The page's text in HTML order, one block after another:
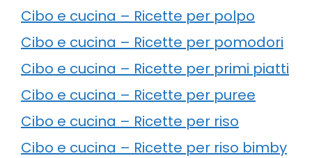
Cibo e cucina – Ricette per polpo
Cibo e cucina – Ricette per pomodori
Cibo e cucina – Ricette per primi piatti
Cibo e cucina – Ricette per puree
Cibo e cucina – Ricette per riso
Cibo e cucina – Ricette per riso bimby